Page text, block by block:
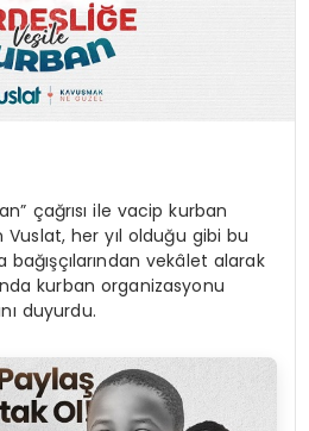
çağrısı ile vacip kurban
Vuslat, her yıl olduğu gibi bu
bağışçılarından vekâlet alarak
kurban organizasyonu
duyurdu.